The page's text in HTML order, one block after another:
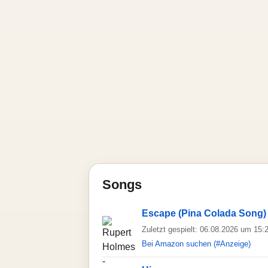
Songs
Escape (Pina Colada Song)
Zuletzt gespielt: 06.08.2026 um
Bei Amazon suchen (#Anzeige)